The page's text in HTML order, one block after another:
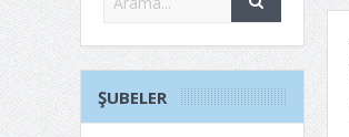
ŞUBELER